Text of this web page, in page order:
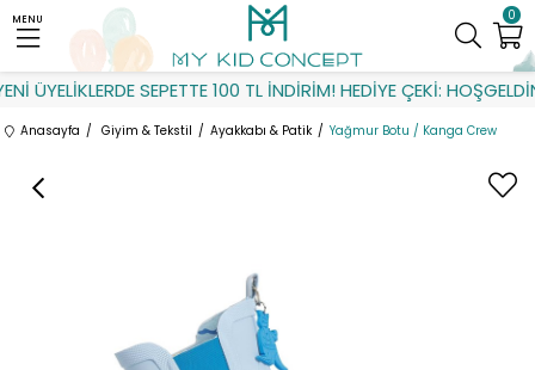
ÜYELİKLERDE SEPETTE 100 TL İNDİRİM! HEDİYE ÇEKİ: HOŞGELDİN
0
MENU
Anasayfa Giyim & Tekstil Ayakkabı & Patik Yağmur Botu / Kanga Crew